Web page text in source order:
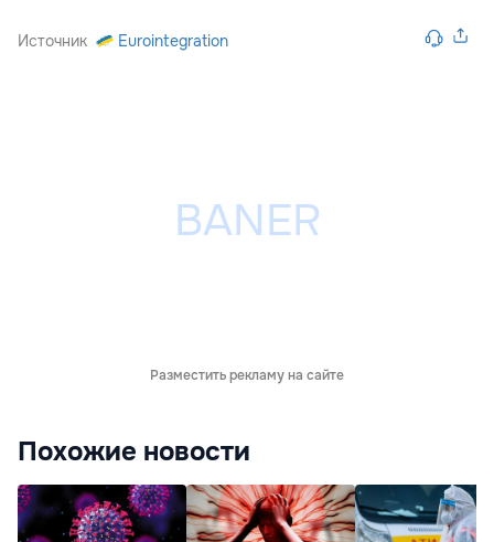
Источник Eurointegration
Разместить рекламу на сайте
Похожие новости